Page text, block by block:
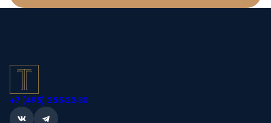
+7 (495) 255-22-80